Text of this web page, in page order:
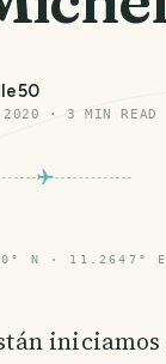
·3 MIN READ
N · 11.2647° E